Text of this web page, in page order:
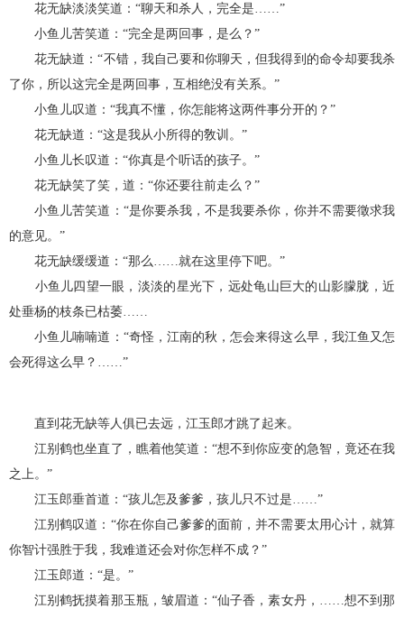
花无缺淡淡笑道：“聊天和杀人，完全是……”
小鱼儿苦笑道：“完全是两回事，是么？”
花无缺道：“不错，我自己要和你聊天，但我得到的命令却要我杀
了你，所以这完全是两回事，互相绝没有关系。”
小鱼儿叹道：“我真不懂，你怎能将这两件事分开的？”
花无缺道：“这是我从小所得的敎训。”
小鱼儿长叹道：“你真是个听话的孩子。”
花无缺笑了笑，道：“你还要往前走么？”
小鱼儿苦笑道：“是你要杀我，不是我要杀你，你并不需要徵求我
的意见。”
花无缺缓缓道：“那么……就在这里停下吧。”
小鱼儿四望一眼，淡淡的星光下，远处龟山巨大的山影朦胧，近
处垂杨的枝条已枯萎……
小鱼儿喃喃道：“奇怪，江南的秋，怎会来得这么早，我江鱼又怎
会死得这么早？……”
直到花无缺等人俱已去远，江玉郎才跳了起来。
江别鹤也坐直了，瞧着他笑道：“想不到你应变的急智，竟还在我
之上。”
江玉郎垂首道：“孩儿怎及爹爹，孩儿只不过是……”
江别鹤叹道：“你在你自己爹爹的面前，并不需要太用心计，就算
你智计强胜于我，我难道还会对你怎样不成？”
江玉郎道：“是。”
江别鹤抚摸着那玉瓶，皱眉道：“仙子香，素女丹，……想不到那